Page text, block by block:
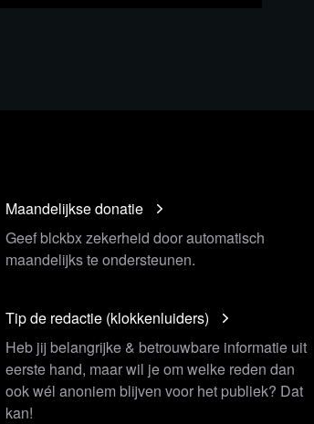
Maandelijkse donatie
Geef blckbx zekerheid door automatisch
maandelijks te ondersteunen.
Tip de redactie (klokkenluiders)
Heb jij belangrijke & betrouwbare informatie uit
eerste hand, maar wil je om welke reden dan
ook wél anoniem blijven voor het publiek? Dat
kan!